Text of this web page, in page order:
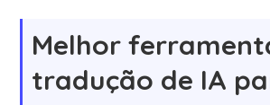
Melhor
tradução de IA